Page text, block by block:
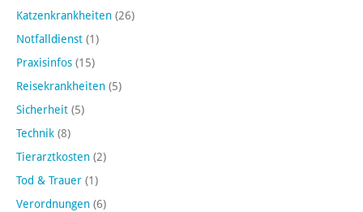
Katzenkrankheiten (26)
Notfalldienst (1)
Praxisinfos (15)
Reisekrankheiten (5)
Sicherheit (5)
Technik (8)
Tierarztkosten (2)
Tod & Trauer (1)
Verordnungen (6)